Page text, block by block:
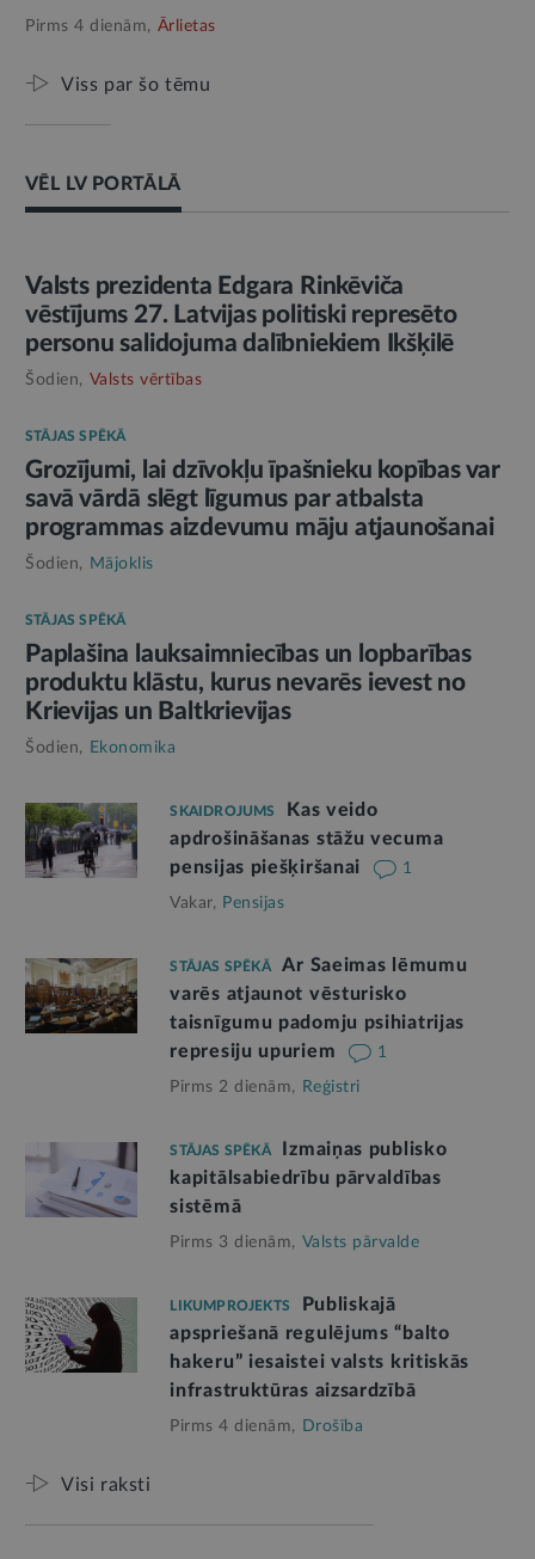
Pirms 4 dienām, Ārlietas
Viss par šo tēmu
VĒL LV PORTĀLĀ
AMATPERSONAS RUNA
Valsts prezidenta Edgara Rinkēviča
vēstījums 27. Latvijas politiski represēto
personu salidojuma dalībniekiem Ikšķilē
Šodien, Valsts vērtības
STĀJAS SPĒKĀ
Grozījumi, lai dzīvokļu īpašnieku kopības var
savā vārdā slēgt līgumus par atbalsta
programmas aizdevumu māju atjaunošanai
Šodien, Mājoklis
STĀJAS SPĒKĀ
Paplašina lauksaimniecības un lopbarības
produktu klāstu, kurus nevarēs ievest no
Krievijas un Baltkrievijas
Šodien, Ekonomika
SKAIDROJUMS
Kas veido
apdrošināšanas stāžu vecuma
pensijas piešķiršanai
1
Vakar, Pensijas
STĀJAS SPĒKĀ
Ar Saeimas lēmumu
varēs atjaunot vēsturisko
taisnīgumu padomju psihiatrijas
represiju upuriem
1
Pirms 2 dienām, Reģistri
STĀJAS SPĒKĀ
Izmaiņas publisko
kapitālsabiedrību pārvaldības
sistēmā
Pirms 3 dienām, Valsts pārvalde
LIKUMPROJEKTS
Publiskajā
apspriešanā regulējums “balto
hakeru” iesaistei valsts kritiskās
infrastruktūras aizsardzībā
Pirms 4 dienām, Drošība
Visi raksti